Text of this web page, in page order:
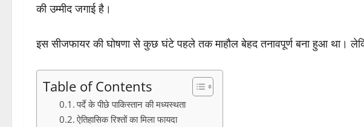
की उम्मीद जगाई है।
इस सीजफायर की घोषणा से कुछ घंटे पहले तक माहौल बेहद तनावपूर्ण बना हुआ था।
Table of Contents
पर्दे के पीछे पाकिस्तान की मध्यस्थता
ऐतिहासिक रिश्तों का मिला फायदा